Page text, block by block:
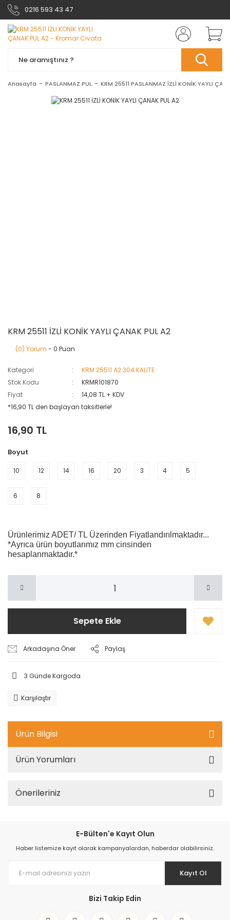
0216 593 43 47
Anasayfa PASLANMAZ PUL KRM 25511 PASLANMAZ İZLİ KONİK YAYLI
KRM 25511 İZLİ KONİK YAYLI ÇANAK PUL A2
(0) Yorum - 0 Puan
Kategori
KRM 25511 A2 304 KALİTE
Stok Kodu
KRMR101870
Fiyat
14,08 TL + KDV
*16,90 TL den başlayan taksitlerle!
16,90 TL
Boyut
10 12 14 16 20 3 4 5
6 8
Ürünlerimiz ADET/ TL Üzerinden Fiyatlandırılmaktadır...
*Ayrıca ürün boyutlarımız mm cinsinden
hesaplanmaktadır.*
Sepete Ekle
Arkadaşına Öner Paylaş
3 Günde Kargoda
Karşılaştır
Ürün Bilgisi
Ürün Yorumları
Önerileriniz
E-Bülten'e Kayıt Olun
Haber listemize kayıt olarak kampanyalardan, haberdar olabilirsiniz.
Kayıt Ol
Bizi Takip Edin